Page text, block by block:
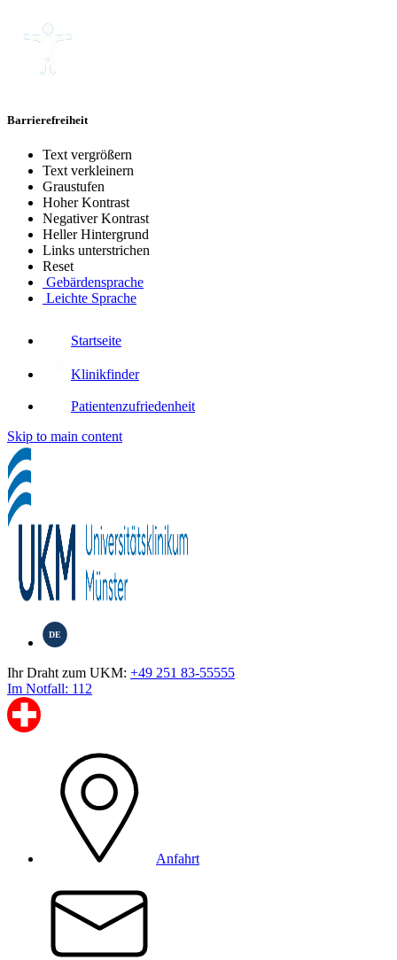
Barrierefreiheit
Text vergrößern
Text verkleinern
Graustufen
Hoher Kontrast
Negativer Kontrast
Heller Hintergrund
Links unterstrichen
Reset
Gebärdensprache
Leichte Sprache
Startseite
Klinikfinder
Patientenzufriedenheit
Skip to main content
DE
Ihr Draht zum UKM: +49 251 83-55555
Im Notfall: 112
Anfahrt